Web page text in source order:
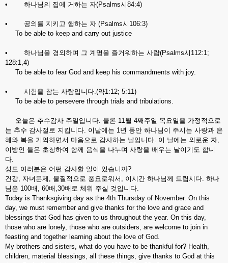
• 하나님의 집에 거하는 자(Psalms시84:4)
• 공의를 지키고 행하는 자 (Psalms시106:3)
To be able to keep and carry out justice
• 하나님을 경외하며 그 계명을 즐거워하는 사람(Psalms시112:1;
128:1,4)
To be able to fear God and keep his commandments with joy.
• 시험을 참는 사람입니다.(약1:12; 5:11)
To be able to persevere through trials and tribulations.
오늘은 추수감사 주일입니다. 물론 11월 4째주일 목요일을 가정적으로
는 추수 감사절로 지킵니다. 이날에는 1년 동안 하나님이 주시는 사랑과 은
혜와 복을 기억하면서 마음으로 감사하는 날입니다. 이 날에는 외로운 자,
이방인 들은 초청하여 함께 음식을 나누며 사랑을 배우는 날이기도 합니
다.
성도 여러분은 어떤 감사할 일이 있습니까?
건강, 자녀문제, 물질적으로 풍요로워서, 이시간 하나님께 드립시다. 하나
님은 100배, 60배,30배로 체워 주실 것입니다.
Today is Thanksgiving day as the 4th Thursday of November. On this
day, we must remember and give thanks for the love and grace and
blessings that God has given to us throughout the year. On this day,
those who are lonely, those who are outsiders, are welcome to join in
feasting and together learning about the love of God.
My brothers and sisters, what do you have to be thankful for? Health,
children, material blessings, all these things, give thanks to God at this